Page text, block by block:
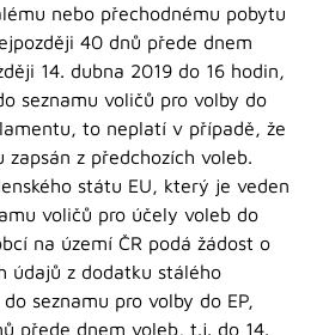
nebo přechodnému pobytu
40 dnů přede dnem
14. dubna 2019 do 16 hodin,
seznamu voličů pro volby do
to neplatí v případě, že
zapsán z předchozích voleb.
státu EU, který je veden
voličů pro účely voleb do
na území ČR podá žádost o
údajů z dodatku stálého
seznamu pro volby do EP,
přede dnem voleb, t.j. do 14.